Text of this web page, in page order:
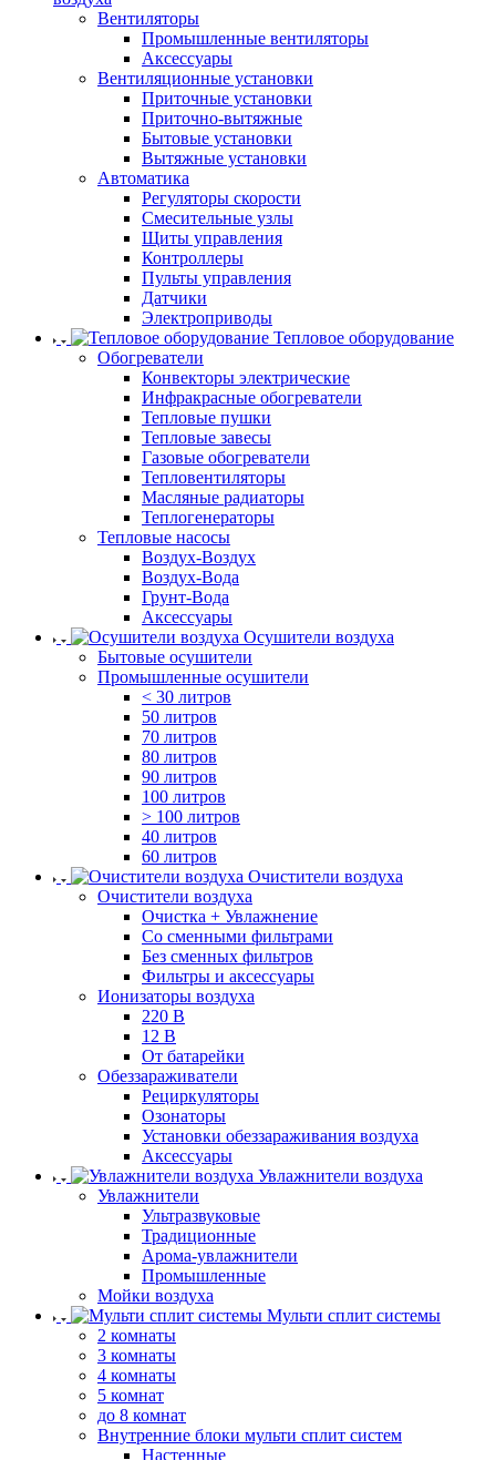
Вентиляторы
Промышленные вентиляторы
Аксессуары
Вентиляционные установки
Приточные установки
Приточно-вытяжные
Бытовые установки
Вытяжные установки
Автоматика
Регуляторы скорости
Смесительные узлы
Щиты управления
Контроллеры
Пульты управления
Датчики
Электроприводы
Тепловое оборудование
Обогреватели
Конвекторы электрические
Инфракрасные обогреватели
Тепловые пушки
Тепловые завесы
Газовые обогреватели
Тепловентиляторы
Масляные радиаторы
Теплогенераторы
Тепловые насосы
Воздух-Воздух
Воздух-Вода
Грунт-Вода
Аксессуары
Осушители воздуха
Бытовые осушители
Промышленные осушители
< 30 литров
50 литров
70 литров
80 литров
90 литров
100 литров
> 100 литров
40 литров
60 литров
Очистители воздуха
Очистители воздуха
Очистка + Увлажнение
Cо сменными фильтрами
Без сменных фильтров
Фильтры и аксессуары
Ионизаторы воздуха
220 В
12 В
От батарейки
Обеззараживатели
Рециркуляторы
Озонаторы
Установки обеззараживания воздуха
Аксессуары
Увлажнители воздуха
Увлажнители
Ультразвуковые
Традиционные
Арома-увлажнители
Промышленные
Мойки воздуха
Мульти сплит системы
2 комнаты
3 комнаты
4 комнаты
5 комнат
до 8 комнат
Внутренние блоки мульти сплит систем
Настенные